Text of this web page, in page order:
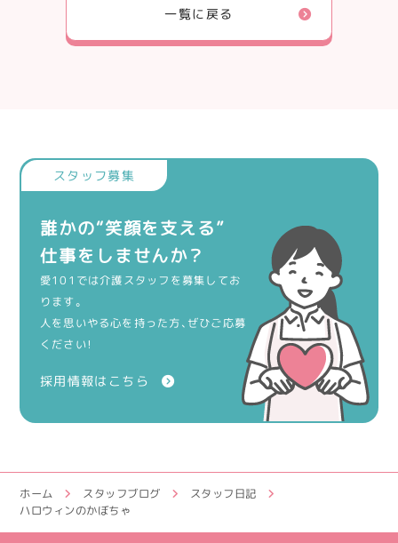
一覧に戻る
誰かの“笑顔を支える”
仕事をしませんか？
愛101では介護スタッフを募集してお
ります。
人を思いやる心を持った方、ぜひご応募
ください！
採用情報はこちら
ホーム スタッフブログ
スタッフ日記
ハロウィンのかぼちゃ